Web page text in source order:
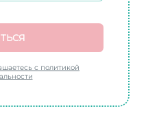
с политикой